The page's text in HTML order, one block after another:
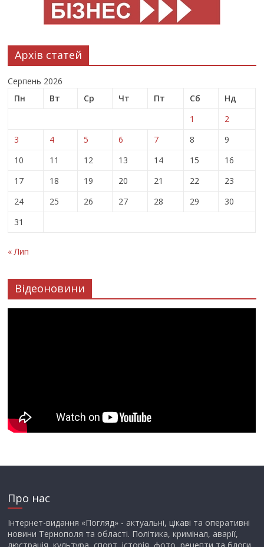
Архів статей
Серпень 2026
Пн
Вт Ср Чт Пт Сб
Нд
1
2
3
4 5 6 7 8
9
10
11 12 13 14 15
16
17
18 19 20 21 22
23
24
25 26 27 28 29
30
31
« Лип
Відеоновини
Про нас
Інтернет-видання «Погляд» - актуальні, цікаві та оперативні
новини Тернополя та області. Політика, кримінал, аварії,
люстрація, культура, спорт, історія, фото, рецепти та блоги